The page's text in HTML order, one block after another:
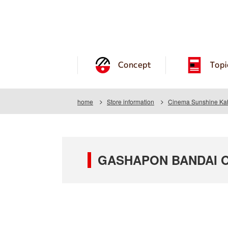
Concept
home Store information Cinema Sunshine
GASHAPON BANDAI